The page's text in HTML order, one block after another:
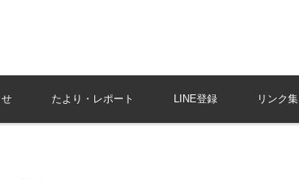
たより・レポート LINE登録 リンク集